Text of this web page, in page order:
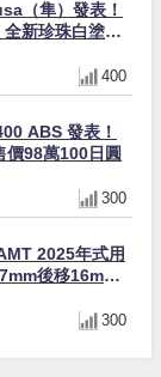
（隼）發表！
新珍珠白塗裝
400
ABS 發表！
價98萬100日圓
300
2025年式用
後移16mm
300